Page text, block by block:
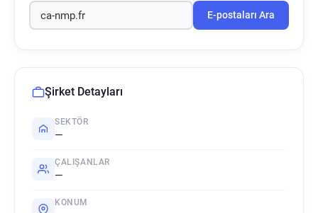
E-postaları Ara
Şirket Detayları
SEKTÖR
—
ÇALIŞANLAR
—
KONUM